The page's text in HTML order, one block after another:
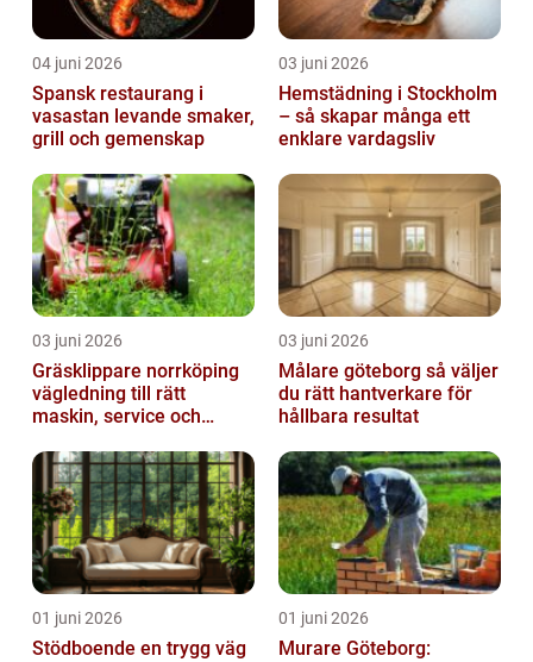
04 juni 2026
Spansk restaurang i
vasastan levande smaker,
grill och gemenskap
03 juni 2026
Hemstädning i Stockholm
– så skapar många ett
enklare vardagsliv
03 juni 2026
Gräsklippare norrköping
vägledning till rätt
maskin, service och
03 juni 2026
Målare göteborg så väljer
du rätt hantverkare för
hållbara resultat
01 juni 2026
Stödboende en trygg väg
01 juni 2026
Murare Göteborg: